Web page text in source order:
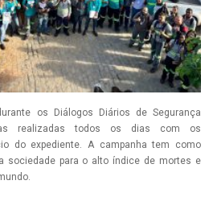
os Diálogos Diários de Segurança
realizadas todos os dias com os
do expediente. A campanha tem como
sociedade para o alto índice de mortes e